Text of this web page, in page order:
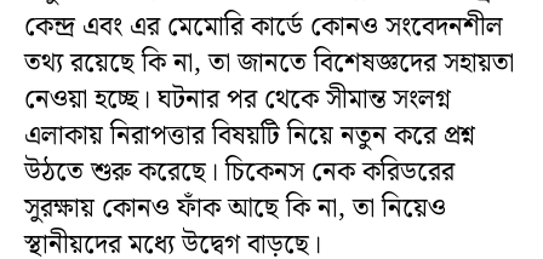
কেন্দ্র এবং এর মেমোরি কার্ডে কোনও সংবেদনশীল
তথ্য রয়েছে কি না, তা জানতে বিশেষজ্ঞদের সহায়তা
নেওয়া হচ্ছে। ঘটনার পর থেকে সীমান্ত সংলগ্ন
এলাকায় নিরাপত্তার বিষয়টি নিয়ে নতুন করে প্রশ্ন
উঠতে শুরু করেছে। চিকেনস নেক করিডরের
সুরক্ষায় কোনও ফাঁক আছে কি না, তা নিয়েও
স্থানীয়দের মধ্যে উদ্বেগ বাড়ছে।